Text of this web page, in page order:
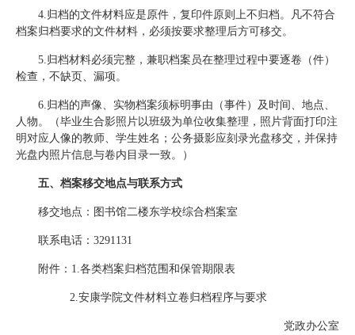
4.归档的文件材料应是原件，复印件原则上不归档。凡不符合
档案归档要求的文件材料，必须按要求整理后方可移交。
5.归档材料必须完整，兼职档案员在整理过程中要逐卷（件）
检查，不缺页、漏项。
6.归档的声像、实物档案须标明事由（事件）及时间、地点、
人物。（毕业生合影照片以班级为单位收集整理，照片背面打印注
明对应人像的教师、学生姓名；公务摄影应刻录光盘移交，并保持
光盘内照片信息与卷内目录一致。）
五、档案移交地点与联系方式
移交地点：图书馆二楼东学校综合档案室
联系电话：3291131
附件：1.各类档案归档范围和保管期限表
2.安康学院文件材料立卷归档程序与要求
党政办公室